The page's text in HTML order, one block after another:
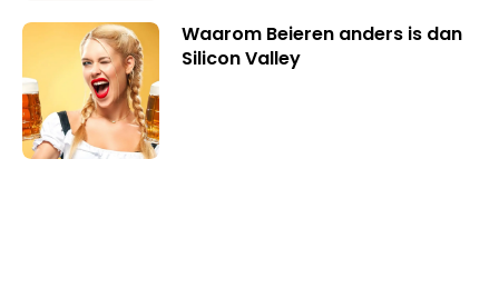
Waarom Beieren anders is dan
Silicon Valley